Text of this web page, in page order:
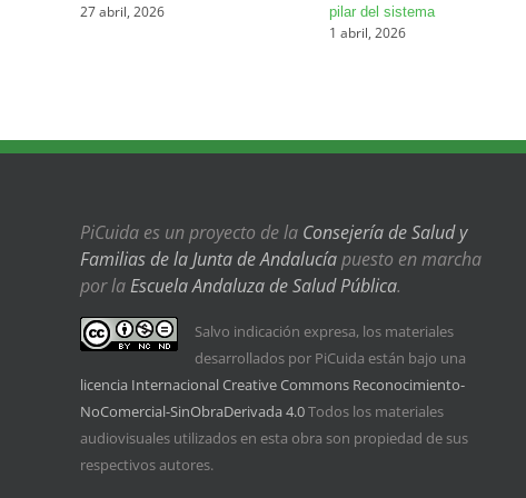
27 abril, 2026
pilar del sistema
1 abril, 2026
PiCuida es un proyecto de la Consejería de Salud y
Familias de la Junta de Andalucíapuesto en marcha
por laEscuela Andaluza de Salud Pública.
Salvo indicación expresa, los materiales
desarrollados por PiCuida están bajo una
licencia Internacional Creative Commons Reconocimiento-
NoComercial-SinObraDerivada 4.0Todos los materiales
audiovisuales utilizados en esta obra son propiedad de sus
respectivos autores.